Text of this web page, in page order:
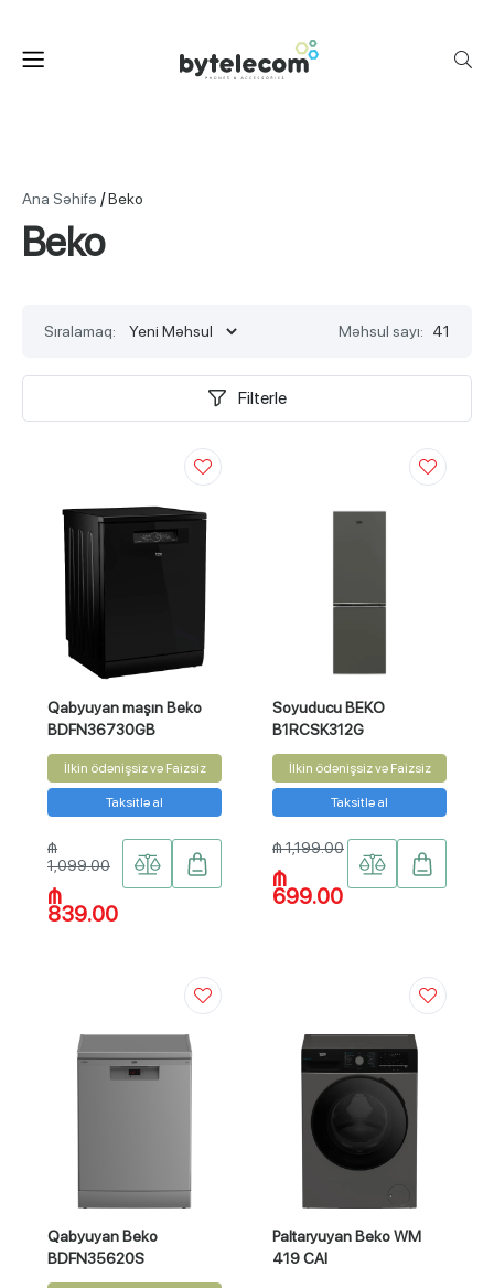
Ana Səhifə /Beko
Beko
Sıralamaq: Məhsul sayı: 41
Filterle
Qabyuyan maşın Beko
BDFN36730GB
İlkin ödənişsiz və Faizsiz
Taksitlə al
₼
1,099.00
₼
839.00
Soyuducu BEKO
B1RCSK312G
İlkin ödənişsiz və Faizsiz
Taksitlə al
₼ 1,199.00
₼
699.00
Qabyuyan Beko
BDFN35620S
Paltaryuyan Beko WM
419 CAI